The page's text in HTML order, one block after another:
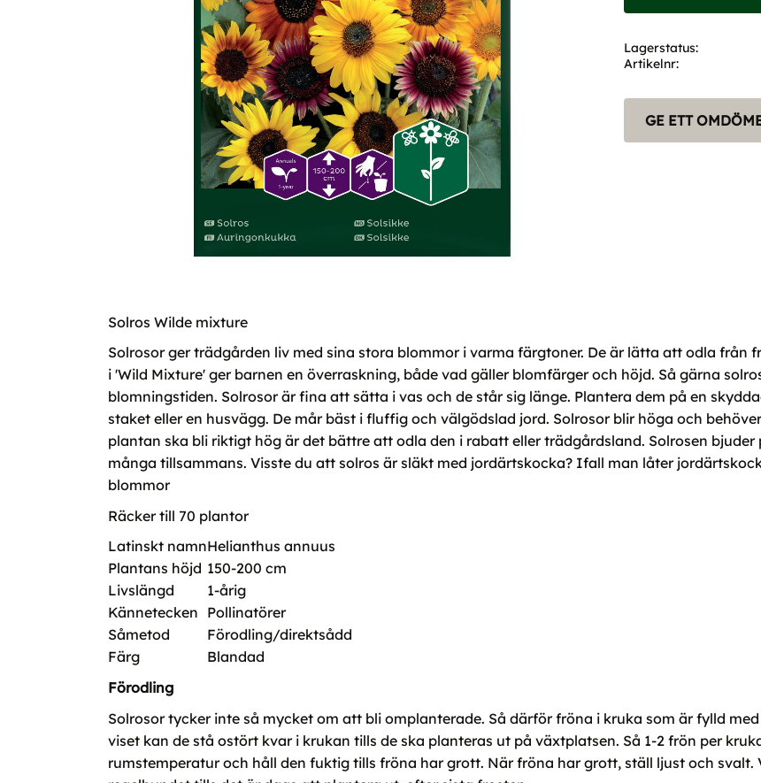
Lagerstatus
Artikelnr
GE ETT
Solros Wilde mixture
Solrosor ger trädgården liv med sina stora blommor i varma färgtoner. De är lätta att odla från
i 'Wild Mixture' ger barnen en överraskning, både vad gäller blomfärger och höjd. Så gärna
blomningstiden. Solrosor är fina att sätta i vas och de står sig länge. Plantera dem på en
staket eller en husvägg. De mår bäst i fluffig och välgödslad jord. Solrosor blir höga och
plantan ska bli riktigt hög är det bättre att odla den i rabatt eller trädgårdsland. Solrosen
många tillsammans. Visste du att solros är släkt med jordärtskocka? Ifall man låter
blommor
Räcker till 70 plantor
Latinskt namnHelianthus annuus
Plantans höjd 150-200 cm
Livslängd
1-årig
Kännetecken Pollinatörer
Såmetod
Förodling/direktsådd
Färg
Blandad
Förodling
Solrosor tycker inte så mycket om att bli omplanterade. Så därför fröna i kruka som är fylld
viset kan de stå ostört kvar i krukan tills de ska planteras ut på växtplatsen. Så 1-2 frön per
rumstemperatur och håll den fuktig tills fröna har grott. När fröna har grott, ställ ljust och